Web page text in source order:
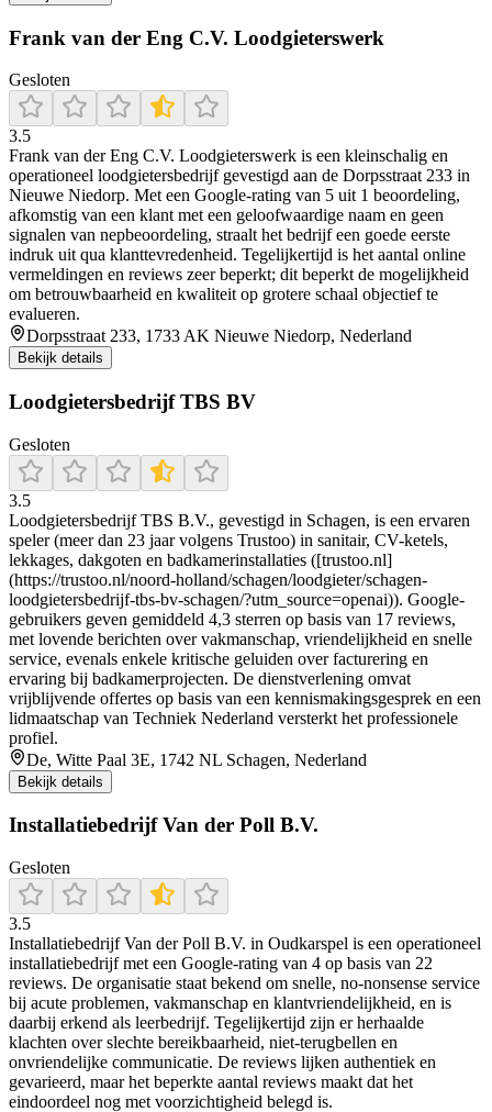
Frank van der Eng C.V. Loodgieterswerk
Gesloten
3.5
Frank van der Eng C.V. Loodgieterswerk is een kleinschalig en
operationeel loodgietersbedrijf gevestigd aan de Dorpsstraat 233 in
Nieuwe Niedorp. Met een Google-rating van 5 uit 1 beoordeling,
afkomstig van een klant met een geloofwaardige naam en geen
signalen van nepbeoordeling, straalt het bedrijf een goede eerste
indruk uit qua klanttevredenheid. Tegelijkertijd is het aantal online
vermeldingen en reviews zeer beperkt; dit beperkt de mogelijkheid
om betrouwbaarheid en kwaliteit op grotere schaal objectief te
evalueren.
Dorpsstraat 233, 1733 AK Nieuwe Niedorp, Nederland
Bekijk details
Loodgietersbedrijf TBS BV
Gesloten
3.5
Loodgietersbedrijf TBS B.V., gevestigd in Schagen, is een ervaren
speler (meer dan 23 jaar volgens Trustoo) in sanitair, CV-ketels,
lekkages, dakgoten en badkamerinstallaties ([trustoo.nl]
(https://trustoo.nl/noord-holland/schagen/loodgieter/schagen-
loodgietersbedrijf-tbs-bv-schagen/?utm_source=openai)). Google-
gebruikers geven gemiddeld 4,3 sterren op basis van 17 reviews,
met lovende berichten over vakmanschap, vriendelijkheid en snelle
service, evenals enkele kritische geluiden over facturering en
ervaring bij badkamerprojecten. De dienstverlening omvat
vrijblijvende offertes op basis van een kennismakingsgesprek en een
lidmaatschap van Techniek Nederland versterkt het professionele
profiel.
De, Witte Paal 3E, 1742 NL Schagen, Nederland
Bekijk details
Installatiebedrijf Van der Poll B.V.
Gesloten
3.5
Installatiebedrijf Van der Poll B.V. in Oudkarspel is een operationeel
installatiebedrijf met een Google-rating van 4 op basis van 22
reviews. De organisatie staat bekend om snelle, no‑nonsense service
bij acute problemen, vakmanschap en klantvriendelijkheid, en is
daarbij erkend als leerbedrijf. Tegelijkertijd zijn er herhaalde
klachten over slechte bereikbaarheid, niet‑terugbellen en
onvriendelijke communicatie. De reviews lijken authentiek en
gevarieerd, maar het beperkte aantal reviews maakt dat het
eindoordeel nog met voorzichtigheid belegd is.